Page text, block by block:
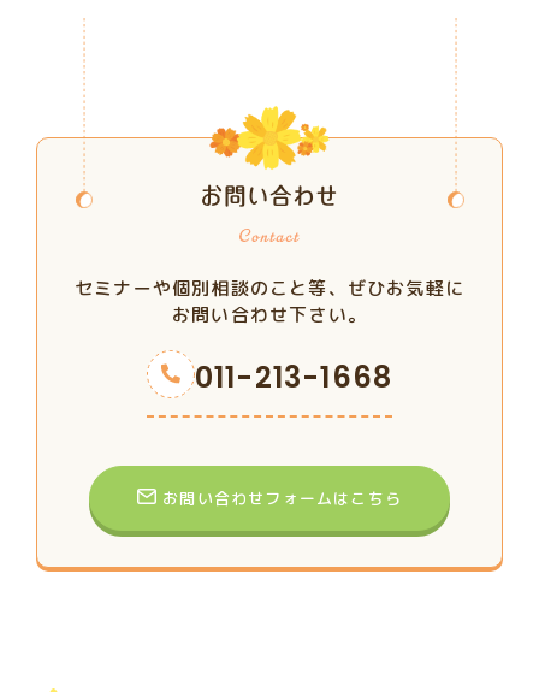
お問い合わせ
セミナーや個別相談のこと等、ぜひお気軽に
お問い合わせ下さい。
011-213-1668
お問い合わせフォームはこちら